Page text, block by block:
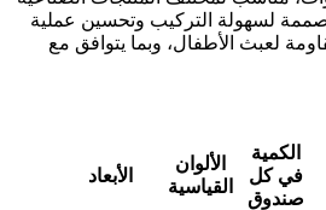
مصممة لسهولة التركيب وتحسين عملية
لعبث الأطفال، وبما يتوافق مع
الكمية
في كل
صندوق
الألوان
القياسية
الأبعاد